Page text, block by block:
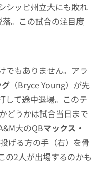
シッピ州立大にも敗れ
。この試合の注目度
でもありません。アラ
（Bryce Young）が先
して途中退場。このテ
どうかは試合当日まで
大のQBマックス・
げる方の手（右）を骨
の2人が出場するのかも